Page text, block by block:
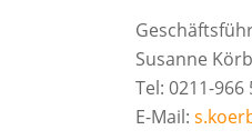
Susanne
Tel: 0211-966
E-Mail: